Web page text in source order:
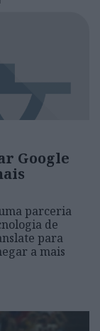
Google
parceria
de
para
a mais